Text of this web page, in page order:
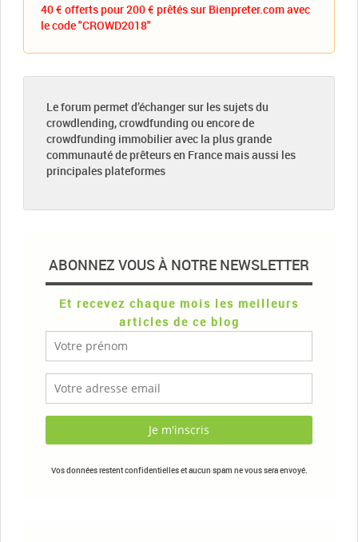
40 € offerts pour 200 € prêtés sur Bienpreter.com avec
le code "CROWD2018"
Le forum permet d’échanger sur les sujets du
crowdlending, crowdfunding ou encore de
crowdfunding immobilier avec la plus grande
communauté de prêteurs en France mais aussi les
principales plateformes
ABONNEZ VOUS À NOTRE NEWSLETTER
Et recevez chaque mois les meilleurs
articles de ce blog
Vos données restent confidentielles et aucun spam ne vous sera envoyé.